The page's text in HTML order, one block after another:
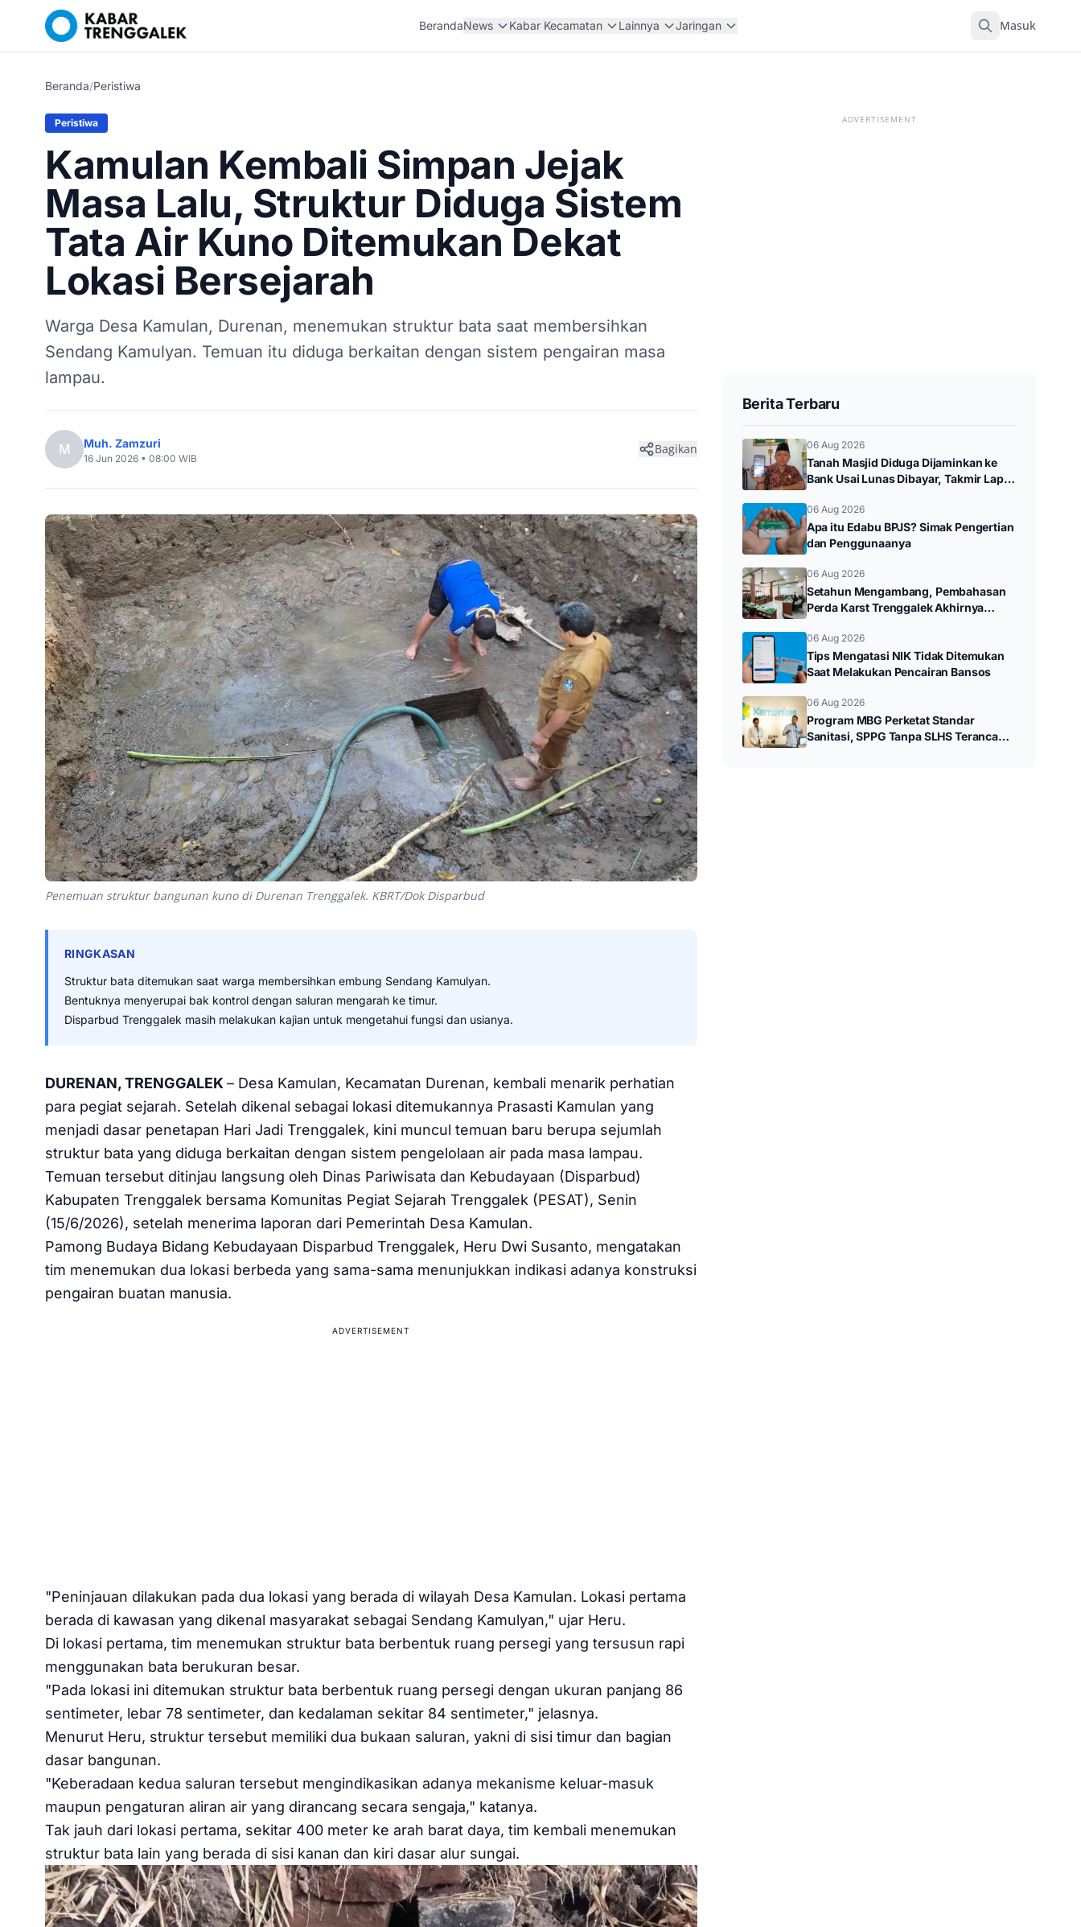
BerandaNews Kabar Kecamatan Lainnya Jaringan Masuk
Beranda/Peristiwa
Peristiwa
Kamulan Kembali Simpan Jejak
Masa Lalu, Struktur Diduga Sistem
Tata Air Kuno Ditemukan Dekat
Lokasi Bersejarah
Warga Desa Kamulan, Durenan, menemukan struktur bata saat membersihkan
Sendang Kamulyan. Temuan itu diduga berkaitan dengan sistem pengairan masa
lampau.
M Muh. Zamzuri
16 Jun 2026 • 08:00 WIB
Bagikan
Penemuan struktur bangunan kuno di Durenan Trenggalek. KBRT/Dok Disparbud
RINGKASAN
Struktur bata ditemukan saat warga membersihkan embung Sendang Kamulyan.
Bentuknya menyerupai bak kontrol dengan saluran mengarah ke timur.
Disparbud Trenggalek masih melakukan kajian untuk mengetahui fungsi dan usianya.
DURENAN, TRENGGALEK – Desa Kamulan, Kecamatan Durenan, kembali menarik perhatian
para pegiat sejarah. Setelah dikenal sebagai lokasi ditemukannya Prasasti Kamulan yang
menjadi dasar penetapan Hari Jadi Trenggalek, kini muncul temuan baru berupa sejumlah
struktur bata yang diduga berkaitan dengan sistem pengelolaan air pada masa lampau.
Temuan tersebut ditinjau langsung oleh Dinas Pariwisata dan Kebudayaan (Disparbud)
Kabupaten Trenggalek bersama Komunitas Pegiat Sejarah Trenggalek (PESAT), Senin
(15/6/2026), setelah menerima laporan dari Pemerintah Desa Kamulan.
Pamong Budaya Bidang Kebudayaan Disparbud Trenggalek, Heru Dwi Susanto, mengatakan
tim menemukan dua lokasi berbeda yang sama-sama menunjukkan indikasi adanya konstruksi
pengairan buatan manusia.
ADVERTISEMENT
"Peninjauan dilakukan pada dua lokasi yang berada di wilayah Desa Kamulan. Lokasi pertama
berada di kawasan yang dikenal masyarakat sebagai Sendang Kamulyan," ujar Heru.
Di lokasi pertama, tim menemukan struktur bata berbentuk ruang persegi yang tersusun rapi
menggunakan bata berukuran besar.
"Pada lokasi ini ditemukan struktur bata berbentuk ruang persegi dengan ukuran panjang 86
sentimeter, lebar 78 sentimeter, dan kedalaman sekitar 84 sentimeter," jelasnya.
Menurut Heru, struktur tersebut memiliki dua bukaan saluran, yakni di sisi timur dan bagian
dasar bangunan.
"Keberadaan kedua saluran tersebut mengindikasikan adanya mekanisme keluar-masuk
maupun pengaturan aliran air yang dirancang secara sengaja," katanya.
Tak jauh dari lokasi pertama, sekitar 400 meter ke arah barat daya, tim kembali menemukan
struktur bata lain yang berada di sisi kanan dan kiri dasar alur sungai.
ADVERTISEMENT
Berita Terbaru
06 Aug 2026
Tanah Masjid Diduga Dijaminkan ke
Bank Usai Lunas Dibayar, Takmir Lapor
06 Aug 2026
Apa itu Edabu BPJS? Simak Pengertian
dan Penggunaanya
06 Aug 2026
Setahun Mengambang, Pembahasan
Perda Karst Trenggalek Akhirnya
06 Aug 2026
Tips Mengatasi NIK Tidak Ditemukan
Saat Melakukan Pencairan Bansos
06 Aug 2026
Program MBG Perketat Standar
Sanitasi, SPPG Tanpa SLHS Terancam